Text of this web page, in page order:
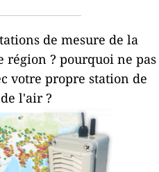
de mesure de la
région ? pourquoi ne pas
votre propre station de
l'air ?